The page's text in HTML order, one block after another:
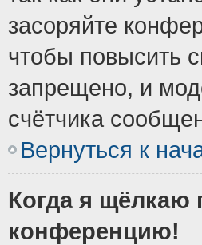
засоряйте
чтобы повысить
запрещено, и
счётчика
Вернуться к
Когда я щёлкаю
конференцию!